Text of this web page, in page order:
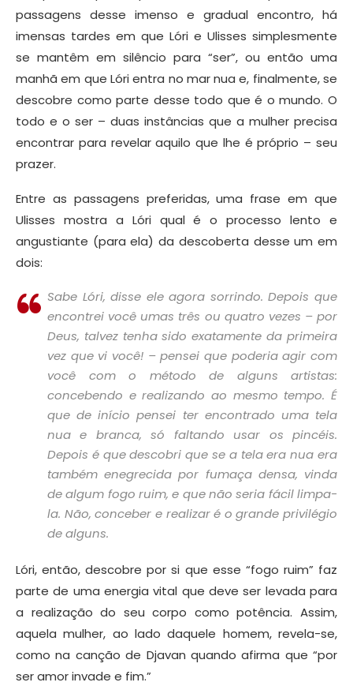
passagens desse imenso e gradual encontro, há
imensas tardes em que Lóri e Ulisses simplesmente
se mantêm em silêncio para “ser”, ou então uma
manhã em que Lóri entra no mar nua e, finalmente, se
descobre como parte desse todo que é o mundo. O
todo e o ser – duas instâncias que a mulher precisa
encontrar para revelar aquilo que lhe é próprio – seu
prazer.
Entre as passagens preferidas, uma frase em que
Ulisses mostra a Lóri qual é o processo lento e
angustiante (para ela) da descoberta desse um em
dois:
Sabe Lóri, disse ele agora sorrindo. Depois que
encontrei você umas três ou quatro vezes – por
Deus, talvez tenha sido exatamente da primeira
vez que vi você! – pensei que poderia agir com
você com o método de alguns artistas:
concebendo e realizando ao mesmo tempo. É
que de início pensei ter encontrado uma tela
nua e branca, só faltando usar os pincéis.
Depois é que descobri que se a tela era nua era
também enegrecida por fumaça densa, vinda
de algum fogo ruim, e que não seria fácil limpa-
la. Não, conceber e realizar é o grande privilégio
de alguns.
Lóri, então, descobre por si que esse “fogo ruim” faz
parte de uma energia vital que deve ser levada para
a realização do seu corpo como potência. Assim,
aquela mulher, ao lado daquele homem, revela-se,
como na canção de Djavan quando afirma que “por
ser amor invade e fim.”